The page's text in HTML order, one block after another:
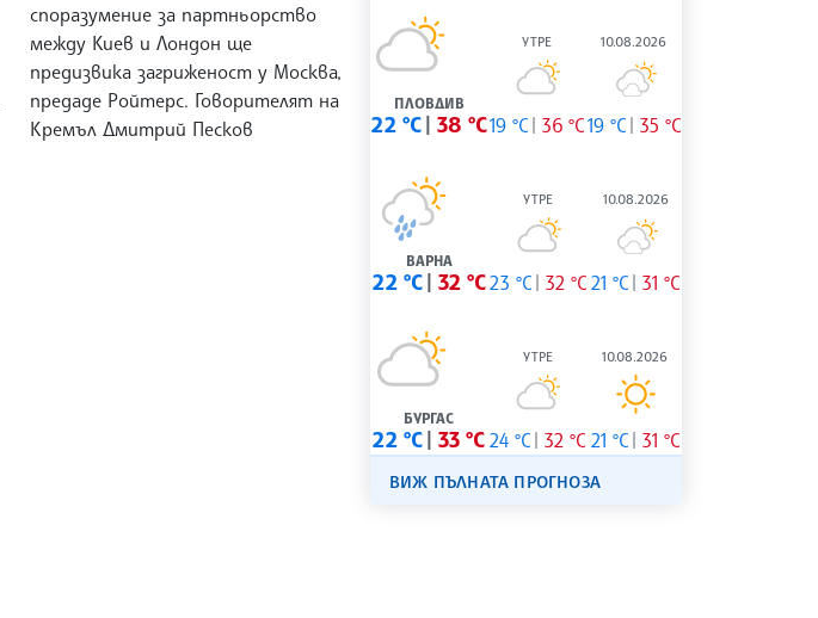
споразумение за партньорство
между Киев и Лондон ще
предизвика загриженост у Москва,
предаде Ройтерс. Говорителят на
Кремъл Дмитрий Песков
ПЛОВДИВ
22 °C 38 °C
УТРЕ
19 °C 36 °C
10.08.2026
19 °C 35 °C
ВАРНА
22 °C 32 °C
УТРЕ
23 °C 32 °C
10.08.2026
21 °C 31 °C
БУРГАС
22 °C 33 °C
УТРЕ
24 °C 32 °C
10.08.2026
21 °C 31 °C
ВИЖ ПЪЛНАТА ПРОГНОЗА